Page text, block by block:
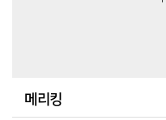
메리킹